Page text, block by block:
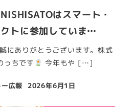
はスマート・
トに参加していま…
にありがとうございます。株式
っちです
今年もや […]
広報 2026年6月1日